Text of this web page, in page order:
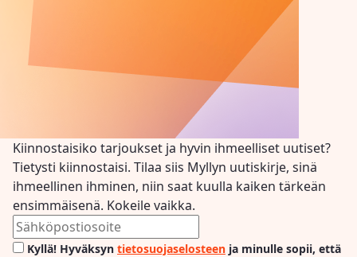
Kiinnostaisiko tarjoukset ja hyvin ihmeelliset uutiset?
Tietysti kiinnostaisi. Tilaa siis Myllyn uutiskirje, sinä
ihmeellinen ihminen, niin saat kuulla kaiken tärkeän
ensimmäisenä. Kokeile vaikka.
Kyllä! Hyväksyn tietosuojaselosteen ja minulle sopii, että